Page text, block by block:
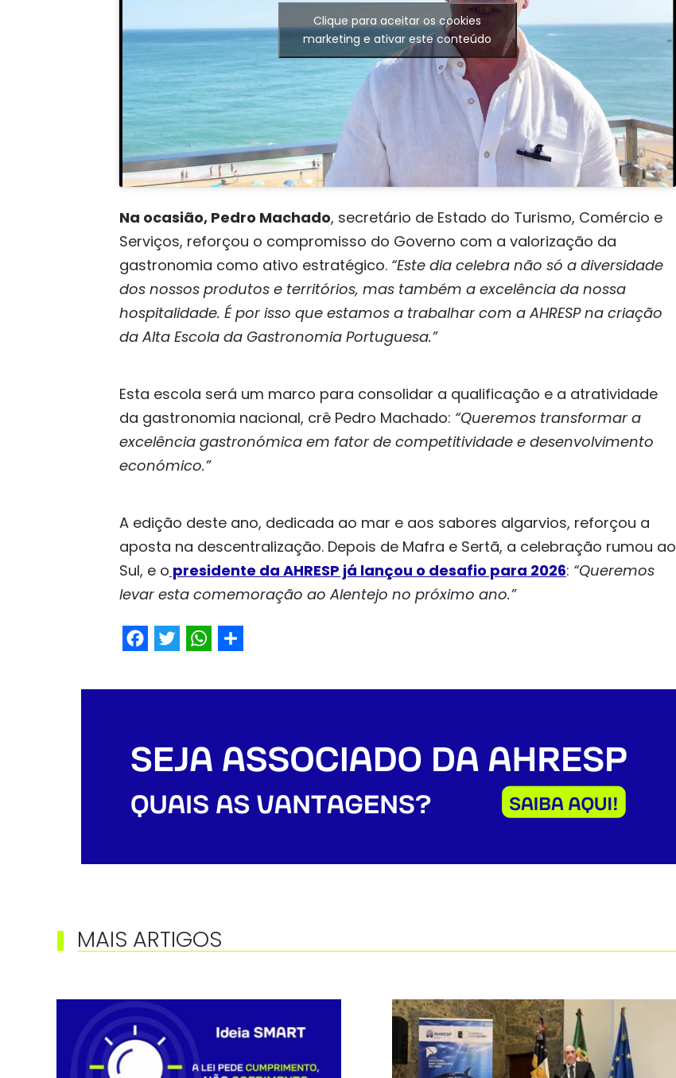
Clique para aceitar os cookies
marketing e ativar este conteúdo
Na ocasião, Pedro Machado, secretário de Estado do Turismo, Comércio e
Serviços, reforçou o compromisso do Governo com a valorização da
gastronomia como ativo estratégico. “Este dia celebra não só a diversidade
dos nossos produtos e territórios, mas também a excelência da nossa
hospitalidade. É por isso que estamos a trabalhar com a AHRESP na criação
da Alta Escola da Gastronomia Portuguesa.”
Esta escola será um marco para consolidar a qualificação e a atratividade
da gastronomia nacional, crê Pedro Machado: “Queremos transformar a
excelência gastronómica em fator de competitividade e desenvolvimento
económico.”
A edição deste ano, dedicada ao mar e aos sabores algarvios, reforçou a
aposta na descentralização. Depois de Mafra e Sertã, a celebração rumou ao
Sul, e o presidente da AHRESP já lançou o desafio para 2026: “Queremos
levar esta comemoração ao Alentejo no próximo ano.”
Facebook
TwitterWhatsApp
MAIS ARTIGOS